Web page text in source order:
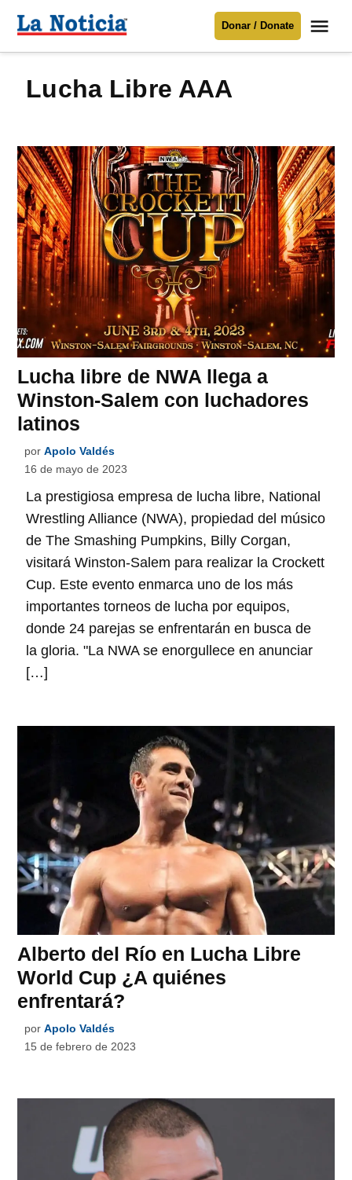
Para mantenerte informado necesitamos
contenido
Noticia
Donar / Donate
Lucha Libre AAA
Lucha libre de NWA llega a
Winston-Salem con luchadores
latinos
por Apolo Valdés
16 de mayo de 2023
La prestigiosa empresa de lucha libre, National
Wrestling Alliance (NWA), propiedad del músico
de The Smashing Pumpkins, Billy Corgan,
visitará Winston-Salem para realizar la Crockett
Cup. Este evento enmarca uno de los más
importantes torneos de lucha por equipos,
donde 24 parejas se enfrentarán en busca de
la gloria. "La NWA se enorgullece en anunciar
[…]
Alberto del Río en Lucha Libre
World Cup ¿A quiénes
enfrentará?
por Apolo Valdés
15 de febrero de 2023